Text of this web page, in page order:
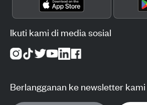
Ikuti kami di media sosial
Berlangganan ke newsletter kami